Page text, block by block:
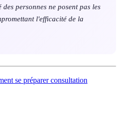
personnes ne posent pas les
l'efficacité de la
se préparer consultation